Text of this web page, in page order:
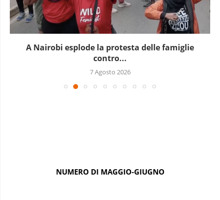
In Guinea è in corso un nuovo blocco...
7 Agosto 2026